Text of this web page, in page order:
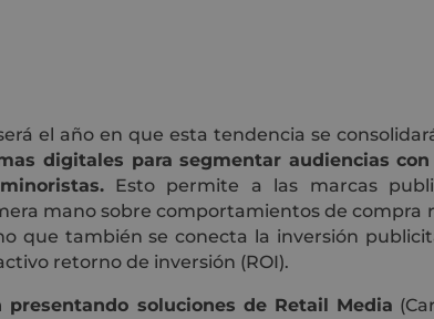
el año en que esta tendencia se
digitales para segmentar audiencias
Esto permite a las marcas
mano sobre comportamientos de compra
que también se conecta la inversión
retorno de inversión (ROI).
soluciones de Retail Media